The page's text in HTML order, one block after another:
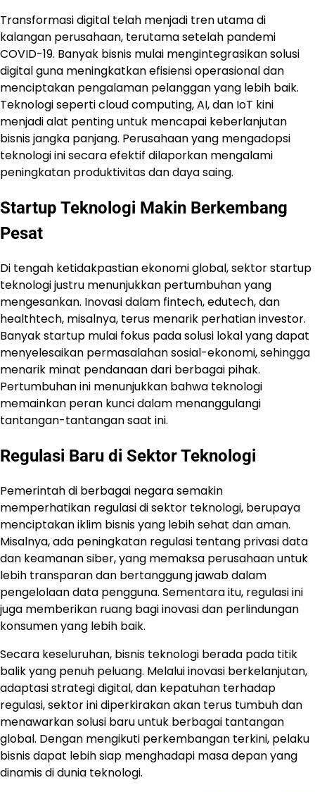
Transformasi digital telah menjadi tren utama di
kalangan perusahaan, terutama setelah pandemi
COVID-19. Banyak bisnis mulai mengintegrasikan solusi
digital guna meningkatkan efisiensi operasional dan
menciptakan pengalaman pelanggan yang lebih baik.
Teknologi seperti cloud computing, AI, dan IoT kini
menjadi alat penting untuk mencapai keberlanjutan
bisnis jangka panjang. Perusahaan yang mengadopsi
teknologi ini secara efektif dilaporkan mengalami
peningkatan produktivitas dan daya saing.
Startup Teknologi Makin Berkembang
Pesat
Di tengah ketidakpastian ekonomi global, sektor startup
teknologi justru menunjukkan pertumbuhan yang
mengesankan. Inovasi dalam fintech, edutech, dan
healthtech, misalnya, terus menarik perhatian investor.
Banyak startup mulai fokus pada solusi lokal yang dapat
menyelesaikan permasalahan sosial-ekonomi, sehingga
menarik minat pendanaan dari berbagai pihak.
Pertumbuhan ini menunjukkan bahwa teknologi
memainkan peran kunci dalam menanggulangi
tantangan-tantangan saat ini.
Regulasi Baru di Sektor Teknologi
Pemerintah di berbagai negara semakin
memperhatikan regulasi di sektor teknologi, berupaya
menciptakan iklim bisnis yang lebih sehat dan aman.
Misalnya, ada peningkatan regulasi tentang privasi data
dan keamanan siber, yang memaksa perusahaan untuk
lebih transparan dan bertanggung jawab dalam
pengelolaan data pengguna. Sementara itu, regulasi ini
juga memberikan ruang bagi inovasi dan perlindungan
konsumen yang lebih baik.
Secara keseluruhan, bisnis teknologi berada pada titik
balik yang penuh peluang. Melalui inovasi berkelanjutan,
adaptasi strategi digital, dan kepatuhan terhadap
regulasi, sektor ini diperkirakan akan terus tumbuh dan
menawarkan solusi baru untuk berbagai tantangan
global. Dengan mengikuti perkembangan terkini, pelaku
bisnis dapat lebih siap menghadapi masa depan yang
dinamis di dunia teknologi.